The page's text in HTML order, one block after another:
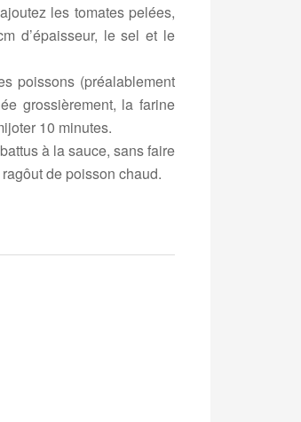
les tomates pelées,
d’épaisseur, le sel et le
poissons (préalablement
grossièrement, la farine
10 minutes.
à la sauce, sans faire
de poisson chaud.